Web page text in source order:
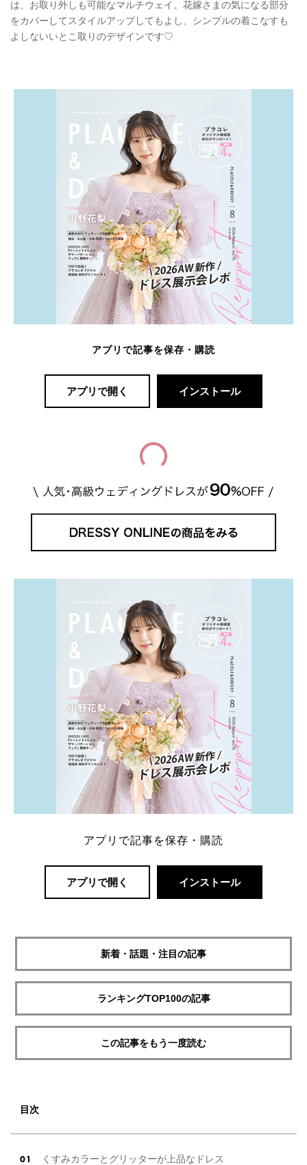
は、お取り外しも可能なマルチウェイ。花嫁さまの気になる部分
をカバーしてスタイルアップしてもよし、シンプルの着こなすも
よしないいとこ取りのデザインです♡
アプリで記事を保存・購読
アプリで開く インストール
アプリで記事を保存・購読
アプリで開く インストール
新着・話題・注目の記事
ランキングTOP100の記事
この記事をもう一度読む
目次
くすみカラーとグリッターが上品なドレス